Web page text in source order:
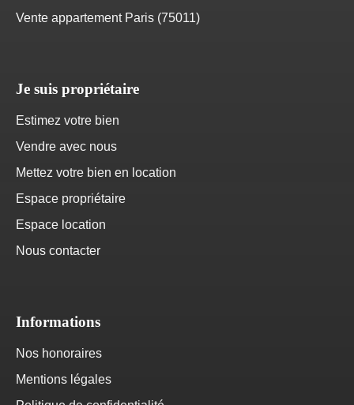
Vente appartement Paris (75011)
Je suis propriétaire
Estimez votre bien
Vendre avec nous
Mettez votre bien en location
Espace propriétaire
Espace location
Nous contacter
Informations
Nos honoraires
Mentions légales